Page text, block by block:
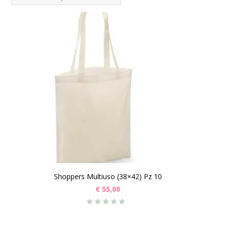
Shoppers Multiuso (38×42) Pz 10
€ 55,00